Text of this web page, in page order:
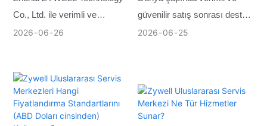
Co., Ltd. ile verimli ve
profesyonel bir iş birliği
ve iletişim amacıyla ilgili
şirket ve hizmet bilgilerini
sağlamaları rica olunur.
2026 06 26
Ediyor?
güvenilir satış sonrası destek
sağlamak için Zywell
yönetimi için
standartlaştırılmış hizmet
2026 06 25